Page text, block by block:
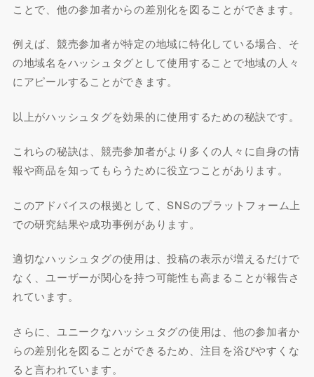
ことで、他の参加者からの差別化を図ることができます。
例えば、競売参加者が特定の地域に特化している場合、そ
の地域名をハッシュタグとして使用することで地域の人々
にアピールすることができます。
以上がハッシュタグを効果的に使用するための秘訣です。
これらの秘訣は、競売参加者がより多くの人々に自身の情
報や商品を知ってもらうために役立つことがあります。
このアドバイスの根拠として、SNSのプラットフォーム上
での研究結果や成功事例があります。
適切なハッシュタグの使用は、投稿の表示が増えるだけで
なく、ユーザーが関心を持つ可能性も高まることが報告さ
れています。
さらに、ユニークなハッシュタグの使用は、他の参加者か
らの差別化を図ることができるため、注目を浴びやすくな
ると言われています。